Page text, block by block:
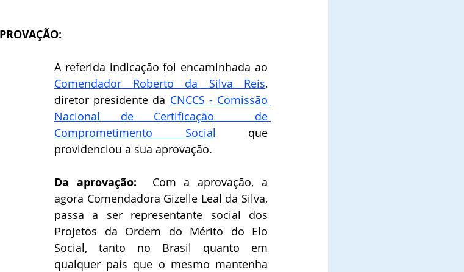
Comendador Roberto da Silva Reis,
diretor presidente da CNCCS - Comissão
Nacional de Certificação  de
Comprometimento Social
que
providenciou a sua aprovação.
Da aprovação: Com a aprovação, a
agora Comendadora Gizelle Leal da Silva,
passa a ser representante social dos
Projetos da Ordem do Mérito do Elo
Social, tanto no Brasil quanto em
qualquer país que o mesmo mantenha